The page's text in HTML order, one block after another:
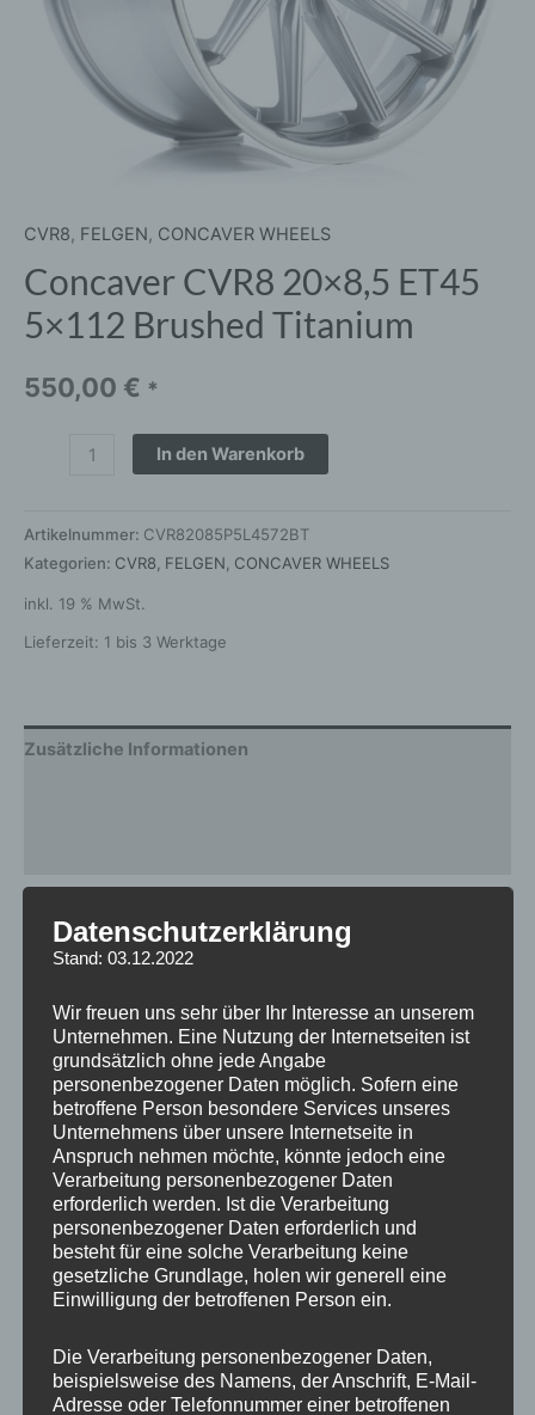
CVR8, FELGEN, CONCAVER WHEELS
Concaver CVR8 20×8,5 ET45
5×112 Brushed Titanium
550,00 € *
In den Warenkorb
Artikelnummer: CVR82085P5L4572BT
Kategorien: CVR8 FELGEN CONCAVER WHEELS
inkl. 19 % MwSt.
Lieferzeit: 1 bis 3 Werktage
Zusätzliche Informationen
Breite
Design CVR8
Durchmesser 20
ET 45
Fertigung Flow Forming
Hersteller CONCAVER WHEELS
Lochkreis 5×112
Hinweis
Lochzahl
Mittellochbohrung 72,6 mm
Datenschutzerklärung
Stand: 03.12.2022
Wir freuen uns sehr über Ihr Interesse an unserem
Unternehmen. Eine Nutzung der Internetseiten ist
grundsätzlich ohne jede Angabe
personenbezogener Daten möglich. Sofern eine
betroffene Person besondere Services unseres
Unternehmens über unsere Internetseite in
Anspruch nehmen möchte, könnte jedoch eine
Verarbeitung personenbezogener Daten
erforderlich werden. Ist die Verarbeitung
personenbezogener Daten erforderlich und
besteht für eine solche Verarbeitung keine
gesetzliche Grundlage, holen wir generell eine
Einwilligung der betroffenen Person ein.
Die Verarbeitung personenbezogener Daten,
beispielsweise des Namens, der Anschrift, E-Mail-
Adresse oder Telefonnummer einer betroffenen